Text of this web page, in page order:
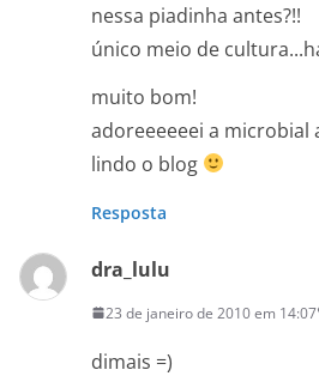
nessa piadinha antes?!!
único meio de
muito bom!
adoreeeeeei a microbial
lindo o blog
Resposta
dra_lulu
23 de janeiro de 2010 em 14:07
dimais =)